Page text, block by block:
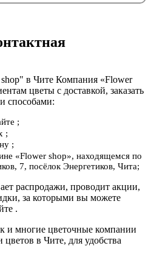
в Чите Компания «Flower
цветы с доставкой, заказать
способами:
;
;
;
«Flower shop», находящемся по
7, посёлок Энергетиков, Чита;
распродажи, проводит акции,
за которыми вы можете
.
и многие цветочные компании
цветов в Чите, для удобства